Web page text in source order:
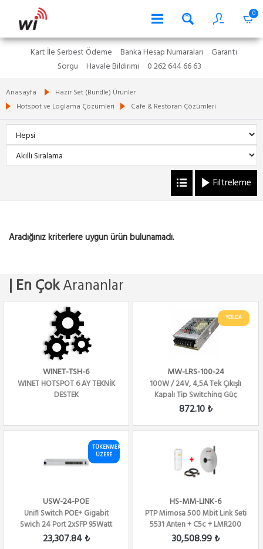
0
Kart İle Serbest Ödeme Banka Hesap Numaraları
Garanti
Sorgu
Havale Bildirimi 0 262 644 66 63
Anasayfa
Hazir Set (Bundle) Ürünler
Hotspot ve Loglama Çözümleri
Cafe & Restoran Çözümleri
Filtreleme
Aradığınız kriterlere uygun ürün bulunamadı.
| En ÇokArananlar
WINET-TSH-6
WINET HOTSPOT 6 AY TEKNİK
DESTEK
YOLDA
MW-LRS-100-24
100W / 24V, 4,5A Tek Çıkışlı
Kapalı Tip Switching Güç
Kaynağı...
872.10 ₺
TÜKENMEK
ÜZERE
USW-24-POE
Unifi Switch POE+ Gigabit
Swich 24 Port 2xSFP 95Watt
Gen 2
23,307.84 ₺
HS-MM-LINK-6
PTP Mimosa 500 Mbit Link Seti
5531 Anten + C5c + LMR200
30,508.99 ₺